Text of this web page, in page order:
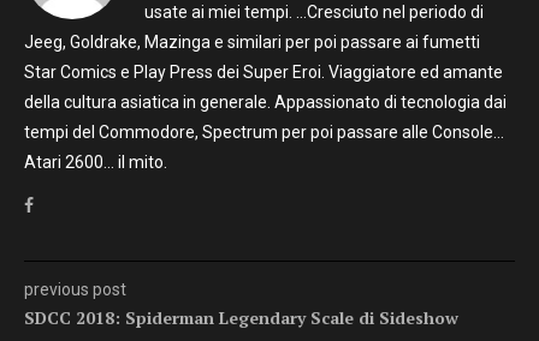
usate ai miei tempi. …Cresciuto nel periodo di
Jeeg, Goldrake, Mazinga e similari per poi passare ai fumetti
Star Comics e Play Press dei Super Eroi. Viaggiatore ed amante
della cultura asiatica in generale. Appassionato di tecnologia dai
tempi del Commodore, Spectrum per poi passare alle Console…
Atari 2600… il mito.
previous post
SDCC 2018: Spiderman Legendary Scale di Sideshow